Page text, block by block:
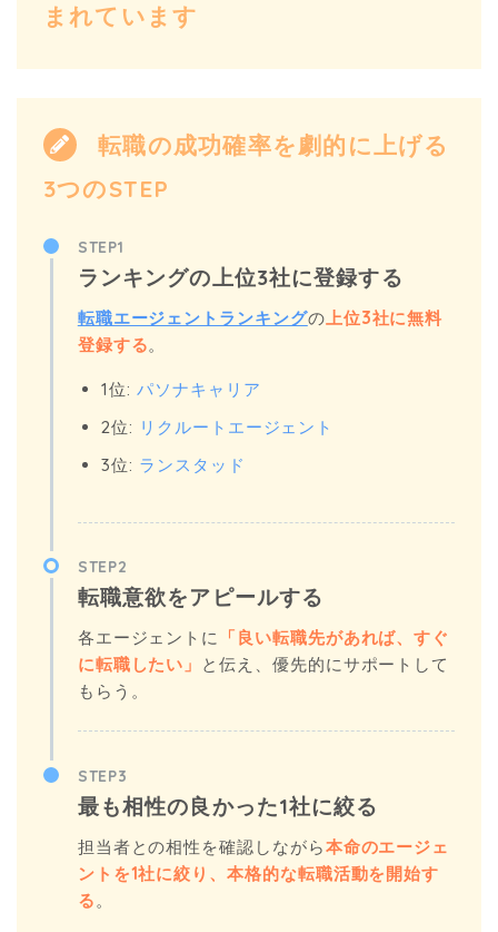
まれています
転職の成功確率を劇的に上げる
3つのSTEP
STEP1
ランキングの上位3社に登録する
転職エージェントランキングの上位3社に無料
登録する。
1位:パソナキャリア
2位: リクルートエージェント
3位: ランスタッド
STEP2
転職意欲をアピールする
各エージェントに 「良い転職先があれば、すぐ
に転職したい」 と伝え、優先的にサポートして
もらう。
STEP3
最も相性の良かった1社に絞る
担当者との相性を確認しながら本命のエージェ
ントを1社に絞り、本格的な転職活動を開始す
る。